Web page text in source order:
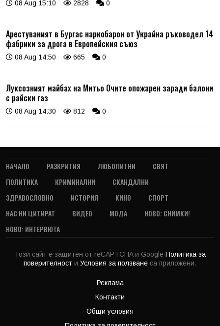
08 Aug 15:10 2828 0
Арестуваният в Бургас наркобарон от Украйна ръководел 14
фабрики за дрога в Европейския съюз
08 Aug 14:50 665 0
Луксозният майбах на Митьо Очите опожарен заради балони
с райски газ
08 Aug 14:30 812 0
НАЧАЛО РАЗКРИТИЯ ЛЮБОПИТНИ
СВЯТ
ПОЛИТИКА
КРИМИНАЛНИ
СКАНДАЛНИ
ЗДРАВОСЛОВНО
ИСТОРИЯ КИНО
СПОРТ
НАС НИ ЦИТИРАТ
ВИДЕО МОДА
НОВО: СНИМКИ!
НОВО: ИНТЕРВЮТА
Този сайт е защитен от reCAPTCHA и Google Политика за
поверителност и Условия за ползване са приложени.
Реклама
Контакти
Общи условия